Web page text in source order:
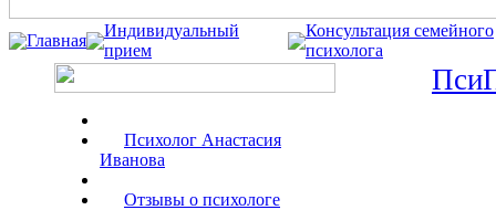
Главная
Индивидуальный
прием
Консультация семейного
психолога
Психолог Анастасия
Иванова
Отзывы о психологе